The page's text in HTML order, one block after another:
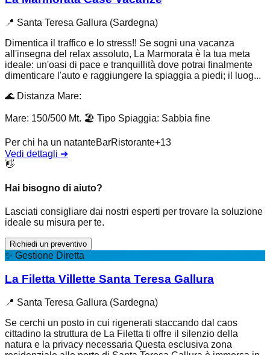
📍 Santa Teresa Gallura (Sardegna)
Dimentica il traffico e lo stress!! Se sogni una vacanza
all'insegna del relax assoluto, La Marmorata è la tua meta
ideale: un'oasi di pace e tranquillità dove potrai finalmente
dimenticare l'auto e raggiungere la spiaggia a piedi; il luog...
🌊 Distanza Mare:
Mare: 150/500 Mt. 🏖️ Tipo Spiaggia: Sabbia fine
Per chi ha un natanteBarRistorante+13
Vedi dettagli ➔
👋
Hai bisogno di aiuto?
Lasciati consigliare dai nostri esperti per trovare la soluzione
ideale su misura per te.
Richiedi un preventivo
✨ Gestione Diretta
La Filetta Villette Santa Teresa Gallura
📍 Santa Teresa Gallura (Sardegna)
Se cerchi un posto in cui rigenerati staccando dal caos
cittadino la struttura de La Filetta ti offre il silenzio della
natura e la privacy necessaria Questa esclusiva zona